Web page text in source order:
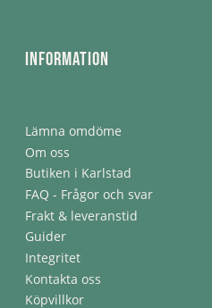
Information
Lämna omdöme
Om oss
Butiken i Karlstad
FAQ - Frågor och svar
Frakt & leveranstid
Guider
Integritet
Kontakta oss
Köpvillkor